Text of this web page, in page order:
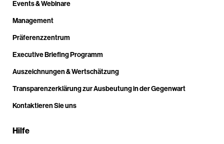
Events & Webinare
Management
Präferenzzentrum
Executive Briefing Programm
Auszeichnungen & Wertschätzung
Transparenzerklärung zur Ausbeutung in der Gegenwart
Kontaktieren Sie uns
Hilfe